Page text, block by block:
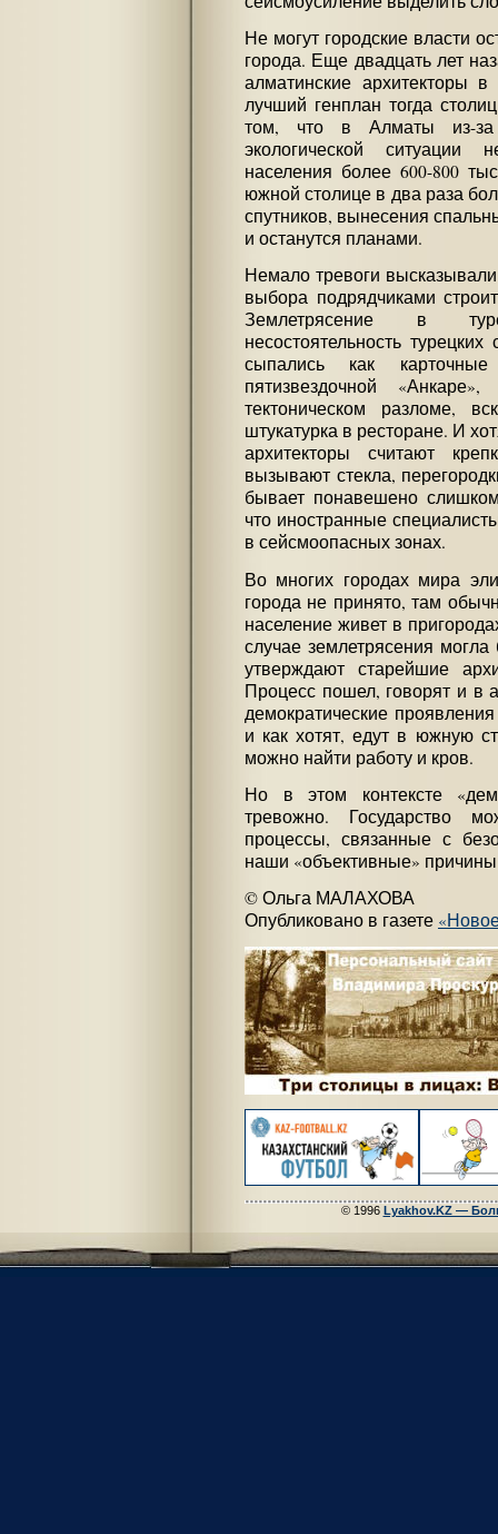
Не могут городские власти
города. Еще двадцать лет
алматинские архитекторы
лучший генплан тогда
том, что в Алматы из-за
экологической ситуации
населения более 600-800
южной столице в два раза
спутников, вынесения
и останутся планами.
Немало тревоги
выбора подрядчиками
Землетрясение в
несостоятельность
сыпались как
пятизвездочной
тектоническом разломе,
штукатурка в ресторане. И
архитекторы считают
вызывают стекла,
бывает понавешено
что иностранные
в сейсмоопасных зонах.
Во многих городах мира
города не принято, там
население живет в
случае землетрясения
утверждают старейшие
Процесс пошел, говорят и в
демократические
и как хотят, едут в южную
можно найти работу и кров.
Но в этом контексте
тревожно. Государство
процессы, связанные с
наши «объективные»
© Ольга МАЛАХОВА
Опубликовано в газете
© 1996 Lyakhov.KZ —